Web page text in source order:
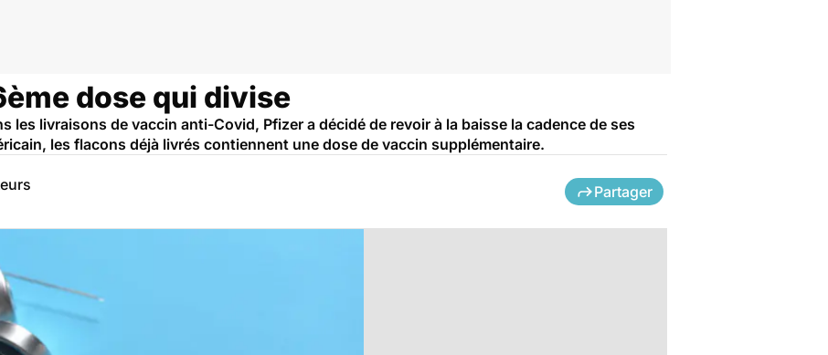
dose qui divise
les livraisons de vaccin anti-Covid, Pfizer a décidé de revoir à la baisse la cadence de ses
les flacons déjà livrés contiennent une dose de vaccin supplémentaire.
Partager